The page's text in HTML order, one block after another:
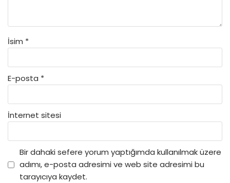
İsim *
E-posta *
İnternet sitesi
Bir dahaki sefere yorum yaptığımda kullanılmak üzere
adımı, e-posta adresimi ve web site adresimi bu
tarayıcıya kaydet.